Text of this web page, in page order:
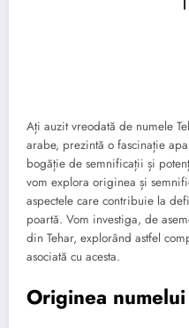
Ați auzit vreodată de numele
arabe, prezintă o fascinație
bogăție de semnificații și
vom explora originea și
aspectele care contribuie la
poartă. Vom investiga, de
din Tehar, explorând astfel
asociată cu acesta.
Originea